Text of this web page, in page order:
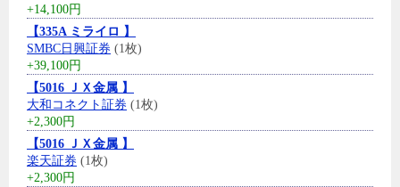
+14,100円
【335A ミライロ 】
SMBC日興証券 (1枚)
+39,100円
【5016 ＪＸ金属 】
大和コネクト証券 (1枚)
+2,300円
【5016 ＪＸ金属 】
楽天証券 (1枚)
+2,300円